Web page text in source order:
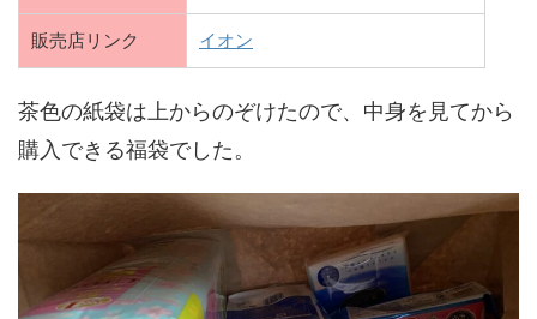
販売店リンク イオン
茶色の紙袋は上からのぞけたので、中身を見てから
購入できる福袋でした。